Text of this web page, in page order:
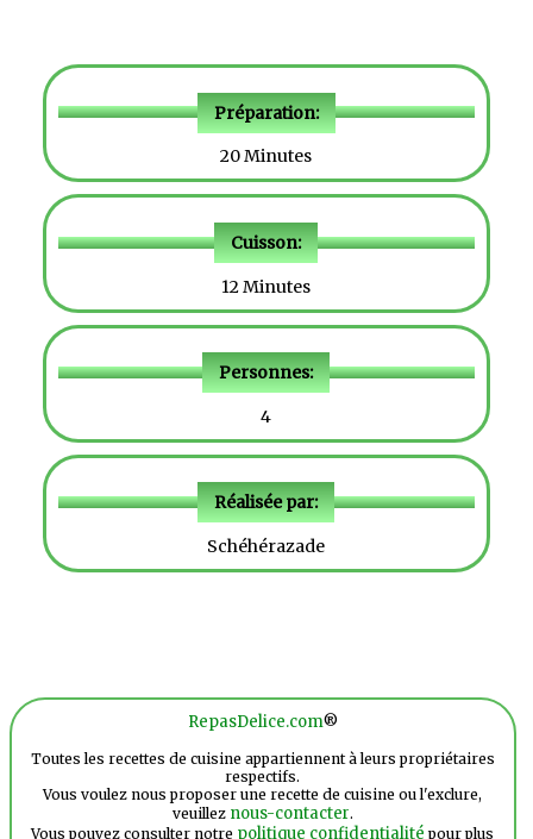
Préparation:
20 Minutes
Cuisson:
12 Minutes
Personnes:
4
Réalisée par:
Schéhérazade
RepasDelice.com®
Toutes les recettes de cuisine appartiennent à leurs propriétaires
respectifs.
Vous voulez nous proposer une recette de cuisine ou l'exclure,
veuillez nous-contacter.
Vous pouvez consulter notre politique confidentialité pour plus